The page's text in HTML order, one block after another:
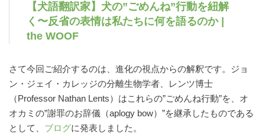
【犬語翻訳家】犬の”ごめんね”行動を紐解
く〜反省の表情は私たちに何を語るのか |
the WOOF
さて今回ご紹介するのは、進化の視点からの解釈です。ジョ
ン・ジェイ・カレッジの分離生物学者、レンツ博士
（Professor Nathan Lents）はこれらの”ごめんね行動”を、オ
オカミの”謝罪のお辞儀（aplogy bow）”を継承したものである
として、 ブログに発表しました。